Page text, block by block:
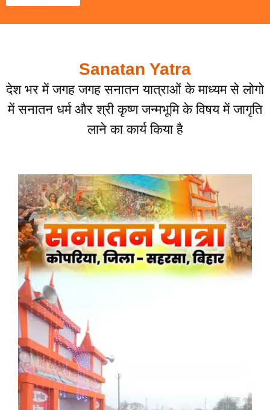
Sanatan Yatra
देश भर में जगह जगह सनातन यात्राओं के माध्यम से लोगो
में सनातन धर्म और श्री कृष्ण जन्मभूमि के विषय में जागृति
लाने का कार्य किया है